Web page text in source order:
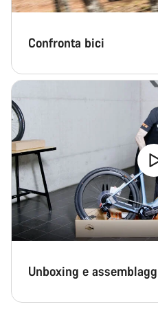
Confronta bici
Unboxing e
I nostri consulenti esperti